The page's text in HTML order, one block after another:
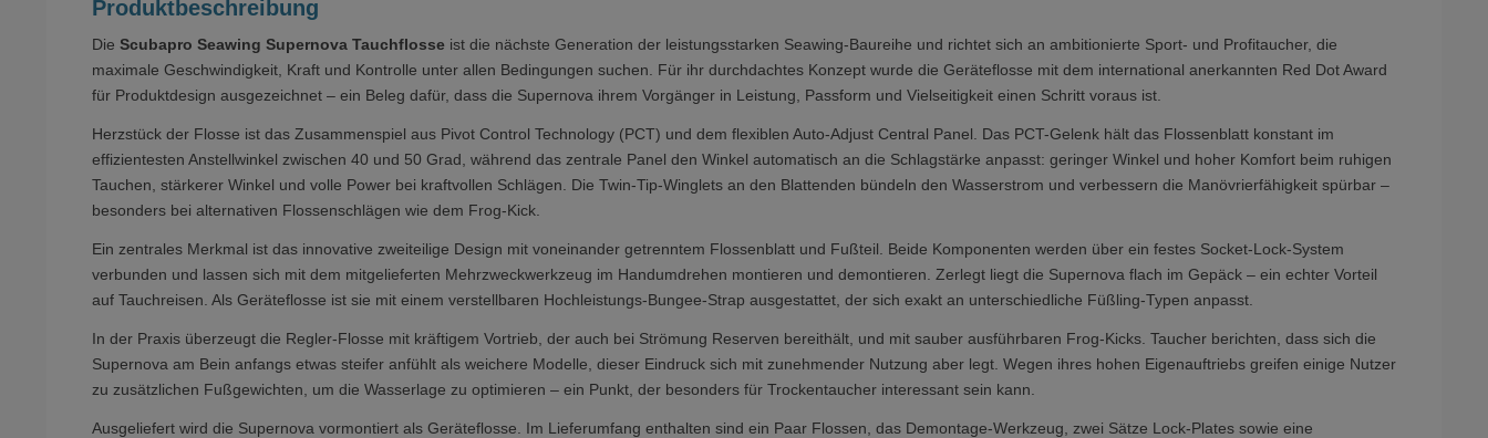
Produktbeschreibung
Die Scubapro Seawing Supernova Tauchflosse ist die nächste Generation der leistungsstarken Seawing-Baureihe und richtet sich an ambitionierte Sport- und Profitaucher, die
maximale Geschwindigkeit, Kraft und Kontrolle unter allen Bedingungen suchen. Für ihr durchdachtes Konzept wurde die Geräteflosse mit dem international anerkannten Red Dot Award
für Produktdesign ausgezeichnet – ein Beleg dafür, dass die Supernova ihrem Vorgänger in Leistung, Passform und Vielseitigkeit einen Schritt voraus ist.
Herzstück der Flosse ist das Zusammenspiel aus Pivot Control Technology (PCT) und dem flexiblen Auto-Adjust Central Panel. Das PCT-Gelenk hält das Flossenblatt konstant im
effizientesten Anstellwinkel zwischen 40 und 50 Grad, während das zentrale Panel den Winkel automatisch an die Schlagstärke anpasst: geringer Winkel und hoher Komfort beim ruhigen
Tauchen, stärkerer Winkel und volle Power bei kraftvollen Schlägen. Die Twin-Tip-Winglets an den Blattenden bündeln den Wasserstrom und verbessern die Manövrierfähigkeit spürbar –
besonders bei alternativen Flossenschlägen wie dem Frog-Kick.
Ein zentrales Merkmal ist das innovative zweiteilige Design mit voneinander getrenntem Flossenblatt und Fußteil. Beide Komponenten werden über ein festes Socket-Lock-System
verbunden und lassen sich mit dem mitgelieferten Mehrzweckwerkzeug im Handumdrehen montieren und demontieren. Zerlegt liegt die Supernova flach im Gepäck – ein echter Vorteil
auf Tauchreisen. Als Geräteflosse ist sie mit einem verstellbaren Hochleistungs-Bungee-Strap ausgestattet, der sich exakt an unterschiedliche Füßling-Typen anpasst.
In der Praxis überzeugt die Regler-Flosse mit kräftigem Vortrieb, der auch bei Strömung Reserven bereithält, und mit sauber ausführbaren Frog-Kicks. Taucher berichten, dass sich die
Supernova am Bein anfangs etwas steifer anfühlt als weichere Modelle, dieser Eindruck sich mit zunehmender Nutzung aber legt. Wegen ihres hohen Eigenauftriebs greifen einige Nutzer
zu zusätzlichen Fußgewichten, um die Wasserlage zu optimieren – ein Punkt, der besonders für Trockentaucher interessant sein kann.
Ausgeliefert wird die Supernova vormontiert als Geräteflosse. Im Lieferumfang enthalten sind ein Paar Flossen, das Demontage-Werkzeug, zwei Sätze Lock-Plates sowie eine